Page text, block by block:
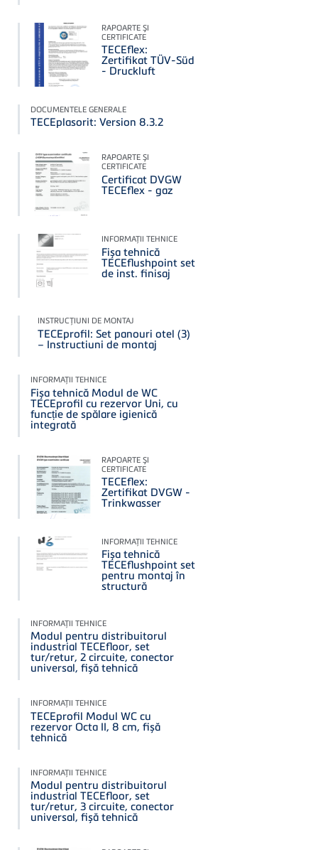
RAPOARTE ŞI
CERTIFICATE
TECEflex:
Zertifikat TÜV-Süd
- Druckluft
DOCUMENTELE GENERALE
TECEplasorit: Version 8.3.2
RAPOARTE ŞI
CERTIFICATE
Certificat DVGW
TECEflex - gaz
INFORMAŢII TEHNICE
Fișa tehnică
TECEflushpoint set
de inst. finisaj
INSTRUCŢIUNI DE MONTAJ
TECEprofil: Set panouri otel (3)
– Instructiuni de montaj
INFORMAŢII TEHNICE
Fișa tehnică Modul de WC
TECEprofil cu rezervor Uni, cu
funcție de spălare igienică
integrată
RAPOARTE ŞI
CERTIFICATE
TECEflex:
Zertifikat DVGW -
Trinkwasser
INFORMAŢII TEHNICE
Fișa tehnică
TECEflushpoint set
pentru montaj în
structură
INFORMAŢII TEHNICE
Modul pentru distribuitorul
industrial TECEfloor, set
tur/retur, 2 circuite, conector
universal, fișă tehnică
INFORMAŢII TEHNICE
TECEprofil Modul WC cu
rezervor Octa II, 8 cm, fișă
tehnică
INFORMAŢII TEHNICE
Modul pentru distribuitorul
industrial TECEfloor, set
tur/retur, 3 circuite, conector
universal, fișă tehnică